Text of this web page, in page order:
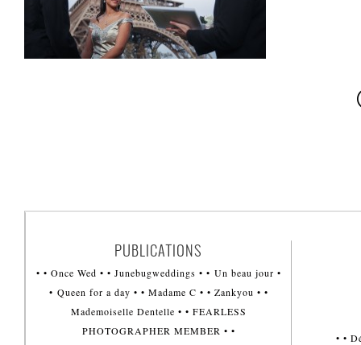
PUBLICATIONS
• • Once Wed • • Junebugweddings • • Un beau jour •
• Queen for a day • • Madame C • • Zankyou • •
Mademoiselle Dentelle • • FEARLESS
PHOTOGRAPHER MEMBER • •
• •